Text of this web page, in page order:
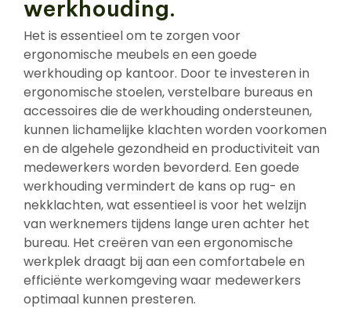
werkhouding.
Het is essentieel om te zorgen voor
ergonomische meubels en een goede
werkhouding op kantoor. Door te investeren in
ergonomische stoelen, verstelbare bureaus en
accessoires die de werkhouding ondersteunen,
kunnen lichamelijke klachten worden voorkomen
en de algehele gezondheid en productiviteit van
medewerkers worden bevorderd. Een goede
werkhouding vermindert de kans op rug- en
nekklachten, wat essentieel is voor het welzijn
van werknemers tijdens lange uren achter het
bureau. Het creëren van een ergonomische
werkplek draagt bij aan een comfortabele en
efficiënte werkomgeving waar medewerkers
optimaal kunnen presteren.